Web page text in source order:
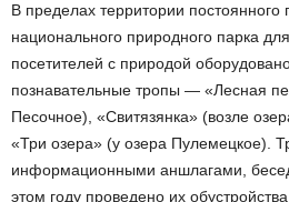
В пределах территории постоянного
национального природного парка
посетителей с природой
познавательные тропы — «Лесная
Песочное), «Свитязянка» (возле
«Три озера» (у озера Пулемецкое).
информационными аншлагами,
этом году проведено их